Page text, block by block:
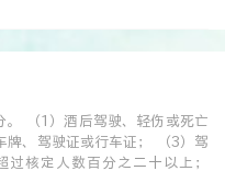
（1）酒后驾驶、轻伤或死亡
牌、驾驶证或行车证； （3）驾
核定人数百分之二十以上；